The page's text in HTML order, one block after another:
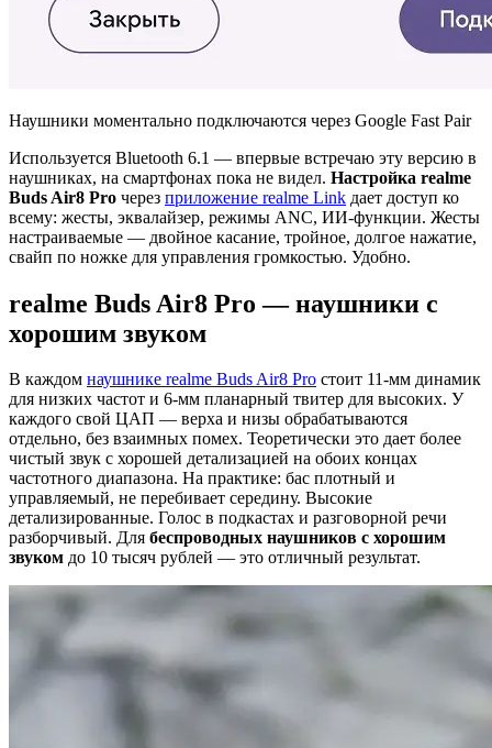
Наушники моментально подключаются через Google Fast Pair
Используется Bluetooth 6.1 — впервые встречаю эту версию в
наушниках, на смартфонах пока не видел. Настройка realme
Buds Air8 Pro через приложение realme Link дает доступ ко
всему: жесты, эквалайзер, режимы ANC, ИИ-функции. Жесты
настраиваемые — двойное касание, тройное, долгое нажатие,
свайп по ножке для управления громкостью. Удобно.
realme Buds Air8 Pro — наушники с
хорошим звуком
В каждом наушнике realme Buds Air8 Pro стоит 11-мм динамик
для низких частот и 6-мм планарный твитер для высоких. У
каждого свой ЦАП — верха и низы обрабатываются
отдельно, без взаимных помех. Теоретически это дает более
чистый звук с хорошей детализацией на обоих концах
частотного диапазона. На практике: бас плотный и
управляемый, не перебивает середину. Высокие
детализированные. Голос в подкастах и разговорной речи
разборчивый. Для беспроводных наушников с хорошим
звуком до 10 тысяч рублей — это отличный результат.